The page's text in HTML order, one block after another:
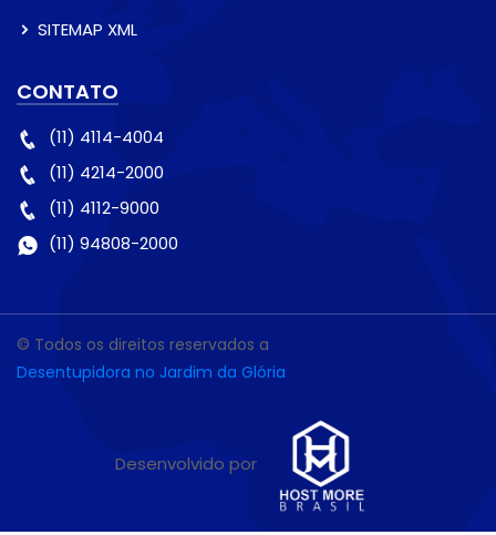
SITEMAP XML
CONTATO
(11) 4114-4004
(11) 4214-2000
(11) 4112-9000
(11) 94808-2000
© Todos os direitos reservados a
Desentupidora no Jardim da Glória
Desenvolvido por